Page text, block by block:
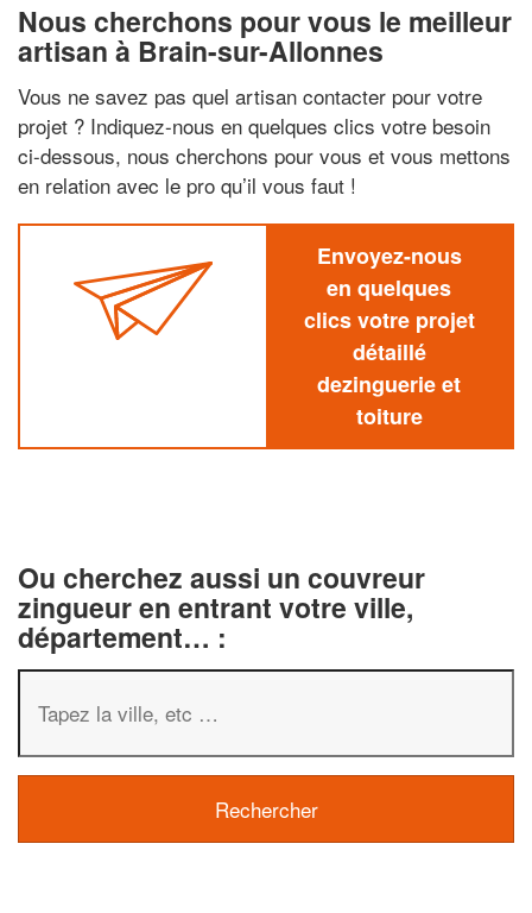
Nous cherchons pour vous le meilleur
artisan à Brain-sur-Allonnes
Vous ne savez pas quel artisan contacter pour votre
projet ? Indiquez-nous en quelques clics votre besoin
ci-dessous, nous cherchons pour vous et vous mettons
en relation avec le pro qu’il vous faut !
Envoyez-nous
en quelques
clics votre projet
détaillé
dezinguerie et
toiture
Ou cherchez aussi un couvreur
zingueur en entrant votre ville,
département… :